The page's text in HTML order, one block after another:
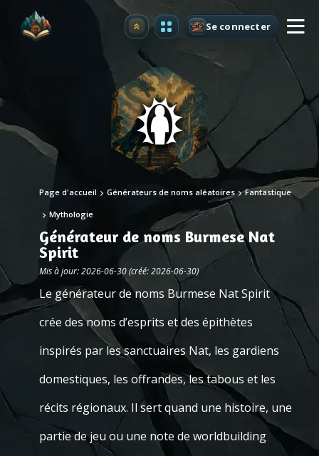
Premium Se connecter
Page d'accueil Générateurs de noms aléatoires Fantastique
Mythologie
Générateur de noms Burmese Nat
Spirit
Mis à jour: 2026-06-30 (créé: 2026-06-30)
Le générateur de noms Burmese Nat Spirit
crée des noms d’esprits et des épithètes
inspirés par les sanctuaires Nat, les gardiens
domestiques, les offrandes, les tabous et les
récits régionaux. Il sert quand une histoire, une
partie de jeu ou une note de worldbuilding